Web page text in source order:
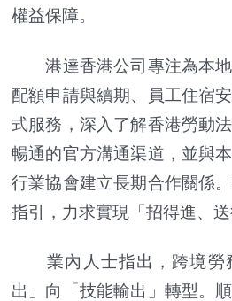
權益保障。
港達香港公司專注為本地
配額申請與續期、員工住宿
式服務，深入了解香港勞動
暢通的官方溝通渠道，並與
行業協會建立長期合作關係
指引，力求實現「招得進、送
業內人士指出，跨境勞
出」向「技能輸出」轉型。